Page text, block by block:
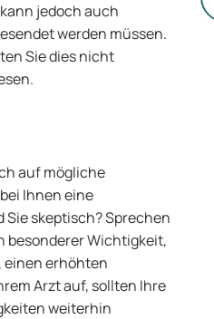
jedoch auch
werden müssen.
Sie dies nicht
auf mögliche
Ihnen eine
Sie skeptisch? Sprechen
besonderer Wichtigkeit,
, einen erhöhten
Arzt auf, sollten Ihre
weiterhin